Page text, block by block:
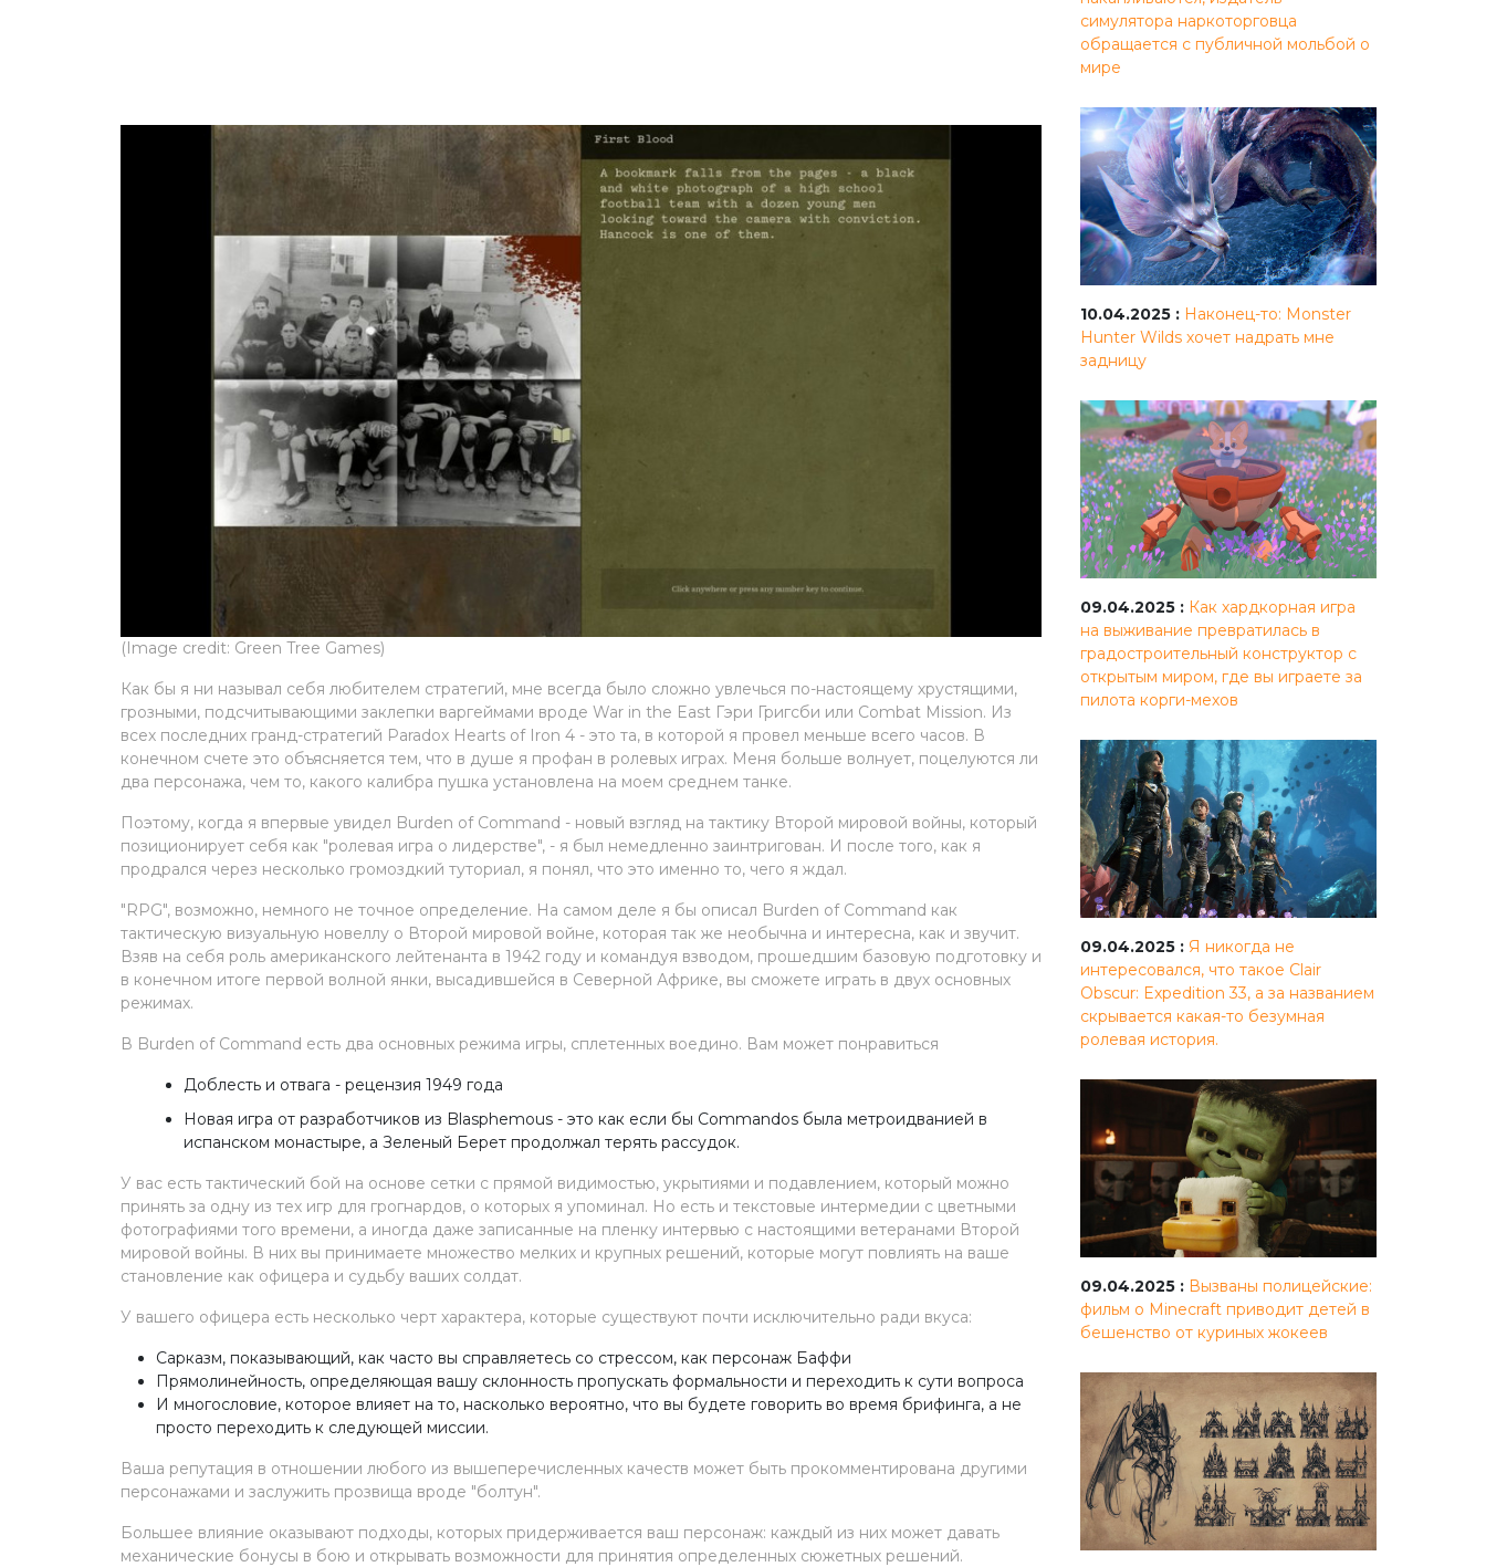
(Image credit: Green Tree Games)
Как бы я ни называл себя любителем стратегий, мне всегда было сложно увлечься по-настоящему хрустящими,
грозными, подсчитывающими заклепки варгеймами вроде War in the East Гэри Григсби или Combat Mission. Из
всех последних гранд-стратегий Paradox Hearts of Iron 4 - это та, в которой я провел меньше всего часов. В
конечном счете это объясняется тем, что в душе я профан в ролевых играх. Меня больше волнует, поцелуются ли
два персонажа, чем то, какого калибра пушка установлена на моем среднем танке.
Поэтому, когда я впервые увидел Burden of Command - новый взгляд на тактику Второй мировой войны, который
позиционирует себя как "ролевая игра о лидерстве", - я был немедленно заинтригован. И после того, как я
продрался через несколько громоздкий туториал, я понял, что это именно то, чего я ждал.
"RPG", возможно, немного не точное определение. На самом деле я бы описал Burden of Command как
тактическую визуальную новеллу о Второй мировой войне, которая так же необычна и интересна, как и звучит.
Взяв на себя роль американского лейтенанта в 1942 году и командуя взводом, прошедшим базовую подготовку и
в конечном итоге первой волной янки, высадившейся в Северной Африке, вы сможете играть в двух основных
режимах.
В Burden of Command есть два основных режима игры, сплетенных воедино. Вам может понравиться
Доблесть и отвага - рецензия 1949 года
Новая игра от разработчиков из Blasphemous - это как если бы Commandos была метроидванией в
испанском монастыре, а Зеленый Берет продолжал терять рассудок.
У вас есть тактический бой на основе сетки с прямой видимостью, укрытиями и подавлением, который можно
принять за одну из тех игр для грогнардов, о которых я упоминал. Но есть и текстовые интермедии с цветными
фотографиями того времени, а иногда даже записанные на пленку интервью с настоящими ветеранами Второй
мировой войны. В них вы принимаете множество мелких и крупных решений, которые могут повлиять на ваше
становление как офицера и судьбу ваших солдат.
У вашего офицера есть несколько черт характера, которые существуют почти исключительно ради вкуса:
Сарказм, показывающий, как часто вы справляетесь со стрессом, как персонаж Баффи
Прямолинейность, определяющая вашу склонность пропускать формальности и переходить к сути вопроса
И многословие, которое влияет на то, насколько вероятно, что вы будете говорить во время брифинга, а не
просто переходить к следующей миссии.
Ваша репутация в отношении любого из вышеперечисленных качеств может быть прокомментирована другими
персонажами и заслужить прозвища вроде "болтун".
Большее влияние оказывают подходы, которых придерживается ваш персонаж: каждый из них может давать
механические бонусы в бою и открывать возможности для принятия определенных сюжетных решений.
симулятора наркоторговца
обращается с публичной мольбой о
мире
10.04.2025 : Наконец-то: Monster
Hunter Wilds хочет надрать мне
задницу
09.04.2025 : Как хардкорная игра
на выживание превратилась в
градостроительный конструктор с
открытым миром, где вы играете за
пилота корги-мехов
09.04.2025 : Я никогда не
интересовался, что такое Clair
Obscur: Expedition 33, а за названием
скрывается какая-то безумная
ролевая история.
09.04.2025 : Вызваны полицейские:
фильм о Minecraft приводит детей в
бешенство от куриных жокеев